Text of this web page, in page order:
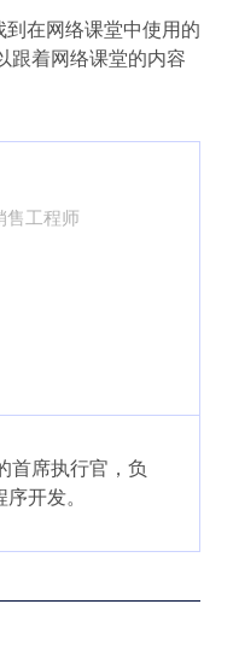
快速确定雪荷载、风
在网络课堂中使用的
跟着网络课堂的内容
售工程师
首席执行官，负
开发。